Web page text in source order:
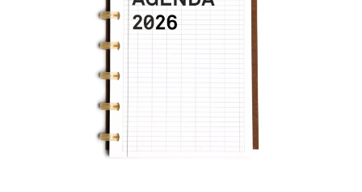
TOTE E SHOPPER
PORTAFOGLI E PORTACARTE
POUCH E CONTENITORI
CUSTODIE PER LAPTOP
AGENDA & NOTEBOOK
PORTACHIAVI